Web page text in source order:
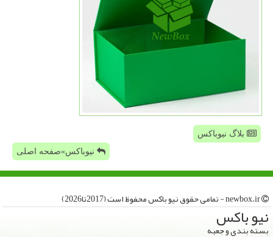
بلاگ نیوباکس
نیوباکس»صفحه اصلی
نیو باكس
بسته بندی و جعبه